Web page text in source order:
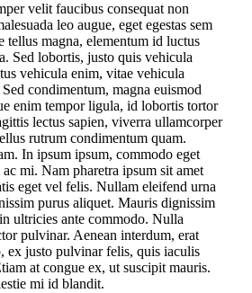
velit faucibus consequat non
leo augue, eget egestas sem
tellus magna, elementum id luctus
Sed lobortis, justo quis vehicula
vehicula enim, vitae vehicula
condimentum, magna euismod
enim tempor ligula, id lobortis tortor
lectus sapien, viverra ullamcorper
rutrum condimentum quam.
In ipsum ipsum, commodo eget
mi. Nam pharetra ipsum sit amet
eget vel felis. Nullam eleifend urna
purus aliquet. Mauris dignissim
ultricies ante commodo. Nulla
pulvinar. Aenean interdum, erat
ex justo pulvinar felis, quis iaculis
at congue ex, ut suscipit mauris.
mi id blandit.